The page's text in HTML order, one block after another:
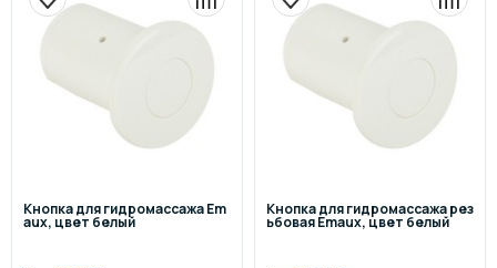
Кнопка для гидромассажа Em
aux, цвет белый
Кнопка для гидромассажа рез
ьбовая Emaux, цвет белый